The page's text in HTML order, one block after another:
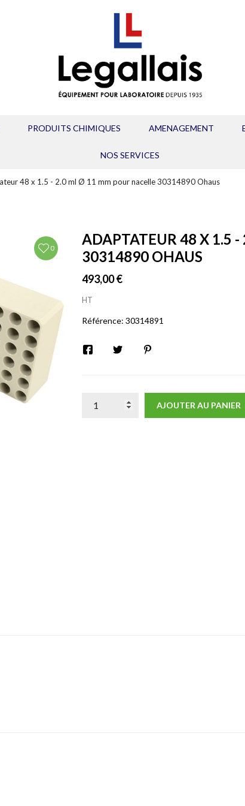
PRODUITS CHIMIQUES AMENAGEMENT
NOS SERVICES
48 x 1.5 - 2.0 ml Ø 11 mm pour nacelle 30314890 Ohaus
0
ADAPTATEUR 48 X 1.5
30314890 OHAUS
493,00 €
HT
Référence: 30314891
AJOUTER AU PANIER